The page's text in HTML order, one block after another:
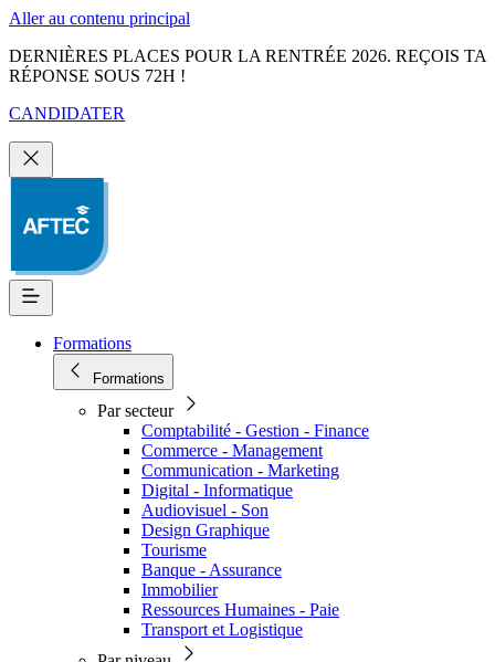
Aller au contenu principal
DERNIÈRES PLACES POUR LA RENTRÉE 2026. REÇOIS TA
RÉPONSE SOUS 72H !
CANDIDATER
Formations
Formations
Par secteur
Comptabilité - Gestion - Finance
Commerce - Management
Communication - Marketing
Digital - Informatique
Audiovisuel - Son
Design Graphique
Tourisme
Banque - Assurance
Immobilier
Ressources Humaines - Paie
Transport et Logistique